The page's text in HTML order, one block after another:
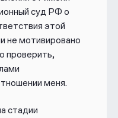
суд РФ о
этой
не мотивировано
проверить,
меня.
стадии